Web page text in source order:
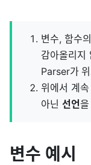
변수, 함수의
감아올리지
Parser가
위에서 계
아닌 선언
변수 예시